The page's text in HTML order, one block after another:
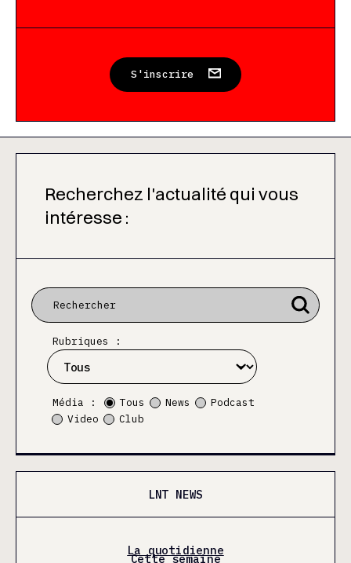
S'inscrire
Recherchez l'actualité qui vous
intéresse :
Rubriques :
Média : Tous News
Podcast
Video
Club
LNT NEWS
La quotidienne
Cette semaine